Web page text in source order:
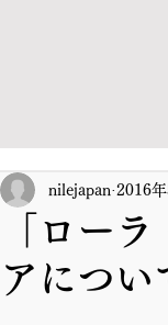
「ロー
アについ
nilejapan 2016年